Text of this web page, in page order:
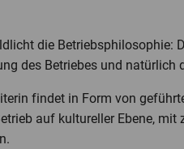
die Betriebsphilosophie:
des Betriebes und
findet in Form von
auf kultureller Ebene,